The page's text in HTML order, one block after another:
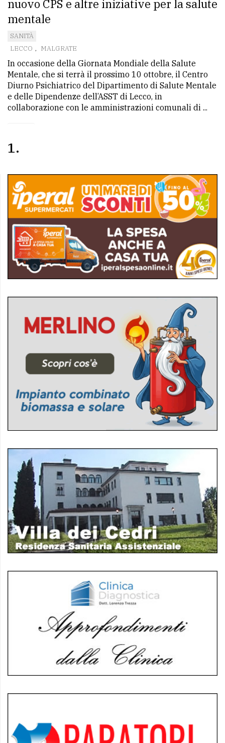
nuovo CPS e altre iniziative per la salute
mentale
SANITÀ
LECCO , MALGRATE
In occasione della Giornata Mondiale della Salute
Mentale, che si terrà il prossimo 10 ottobre, il Centro
Diurno Psichiatrico del Dipartimento di Salute Mentale
e delle Dipendenze dell’ASST di Lecco, in
collaborazione con le amministrazioni comunali di ...
1